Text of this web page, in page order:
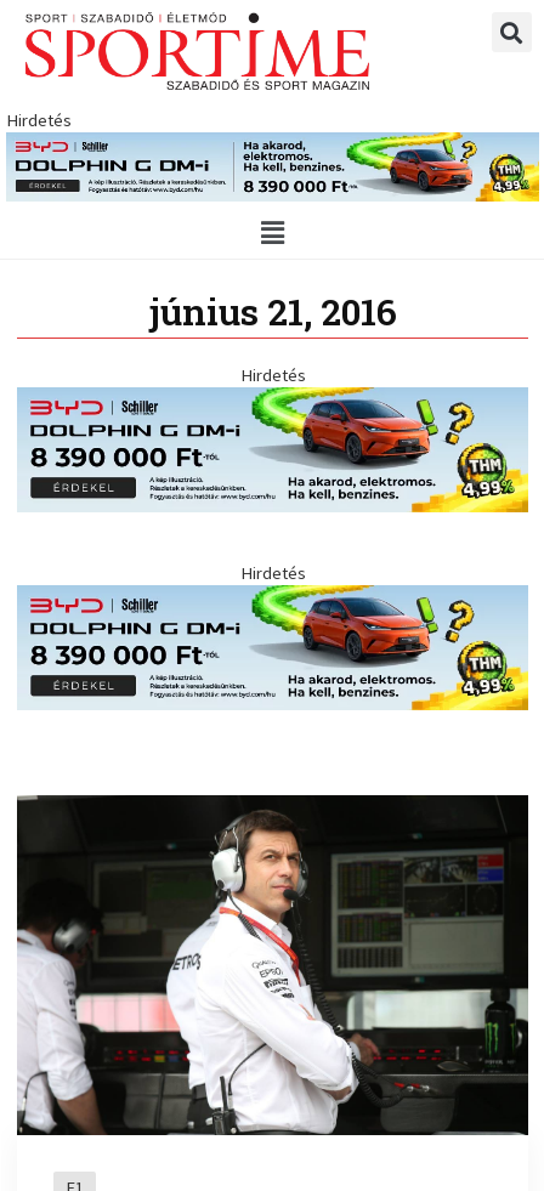
Skip
content
Hirdetés
Main
Menu
június 21, 2016
Hirdetés
Hirdetés